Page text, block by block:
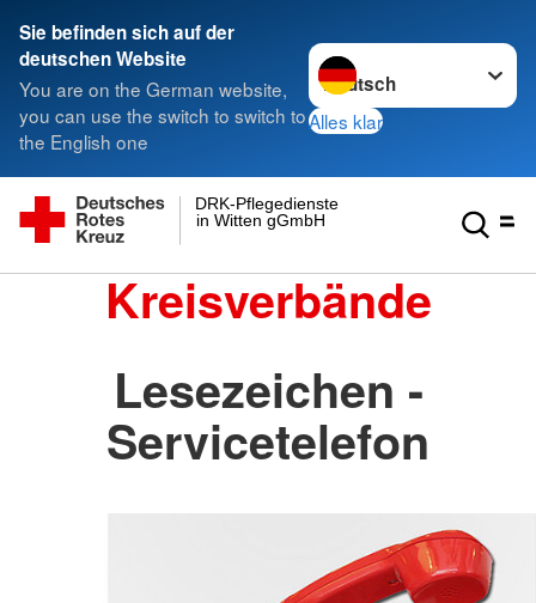
Sie befinden sich auf der
deutschen Website
You are on the German website,
you can use the switch to switch to
the English one
Sprache wechseln zu
Alles klar
in Witten gGmbH
DRK-Pflegedienste
Kreisverbände
Lesezeichen -
Servicetelefon